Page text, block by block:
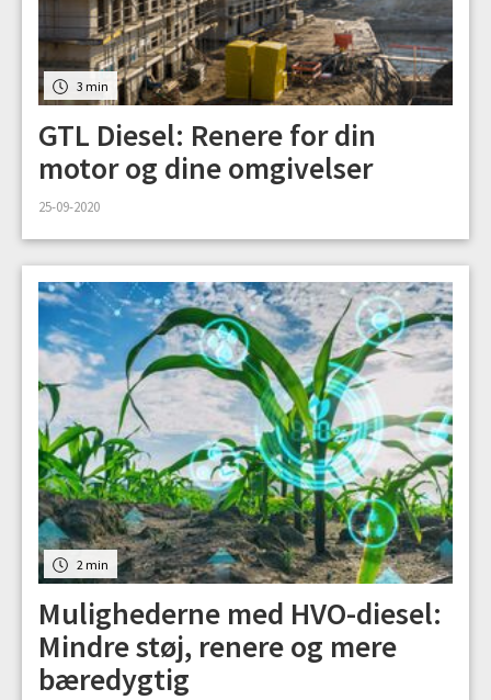
3 min
GTL Diesel: Renere for din
motor og dine omgivelser
25-09-2020
2 min
Mulighederne med HVO-diesel:
Mindre støj, renere og mere
bæredygtig